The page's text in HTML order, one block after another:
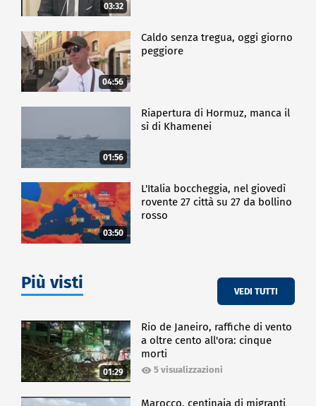
03:32
04:56
Caldo senza tregua, oggi giorno
peggiore
01:56
Riapertura di Hormuz, manca il
sì di Khamenei
03:50
L'Italia boccheggia, nel giovedì
rovente 27 città su 27 da bollino
rosso
Più visti VEDI TUTTI
01:29
Rio de Janeiro, raffiche di vento
a oltre cento all'ora: cinque
morti
5 visualizzazioni
Marocco, centinaia di migranti